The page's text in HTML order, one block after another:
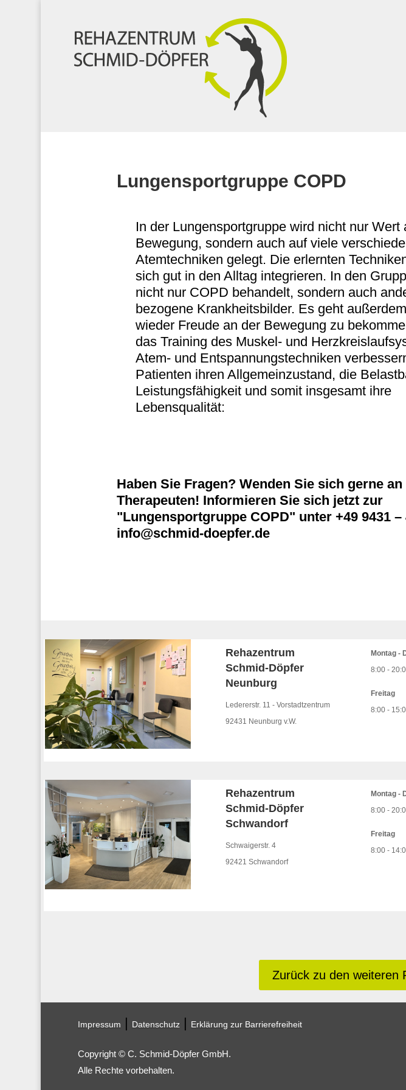
Lungensportgruppe COPD
In der Lungensportgruppe wird nicht nur Wert
Bewegung, sondern auch auf viele
Atemtechniken gelegt. Die erlernten
sich gut in den Alltag integrieren. In den
nicht nur COPD behandelt, sondern auch
bezogene Krankheitsbilder. Es geht
wieder Freude an der Bewegung zu
das Training des Muskel- und
Atem- und Entspannungstechniken
Patienten ihren Allgemeinzustand, die
Leistungsfähigkeit und somit insgesamt ihre
Lebensqualität:
Haben Sie Fragen? Wenden Sie sich gerne an
Therapeuten! Informieren Sie sich jetzt zur
"Lungensportgruppe COPD" unter +49 9431
info@schmid-doepfer.de
Rehazentrum
Schmid-Döpfer
Neunburg
Ledererstr. 11 - Vorstadtzentrum
92431 Neunburg v.W.
Montag -
8:00 -
Freitag
8:00 -
Rehazentrum
Schmid-Döpfer
Schwandorf
Schwaigerstr. 4
92421 Schwandorf
Montag -
8:00 -
Freitag
8:00 -
Zurück zu den weiteren
Impressum Datenschutz| Erklärung zur Barrierefreiheit
Copyright © C. Schmid-Döpfer GmbH.
Alle Rechte vorbehalten.